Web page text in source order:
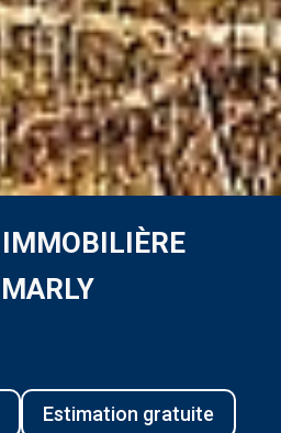
Estimation gratuite